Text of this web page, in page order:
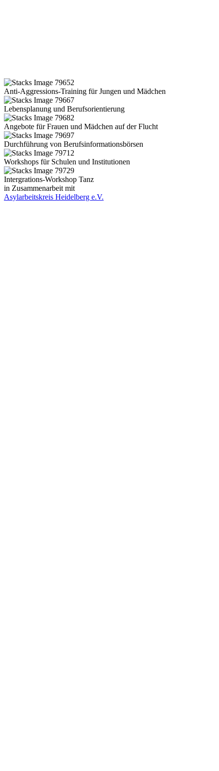
Anti-Aggressions-Training für Jungen und Mädchen
Lebensplanung und Berufsorientierung
Angebote für Frauen und Mädchen auf der Flucht
Durchführung von Berufsinformationsbörsen
Workshops für Schulen und Institutionen
Intergrations-Workshop Tanz
in Zusammenarbeit mit
Asylarbeitskreis Heidelberg e.V.